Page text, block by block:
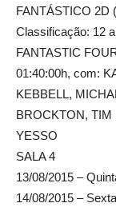
FANTÁSTICO 2D
Classificação: 12
FANTASTIC
01:40:00h, com:
KEBBELL,
BROCKTON, TIM
YESSO
SALA 4
13/08/2015 –
14/08/2015 –